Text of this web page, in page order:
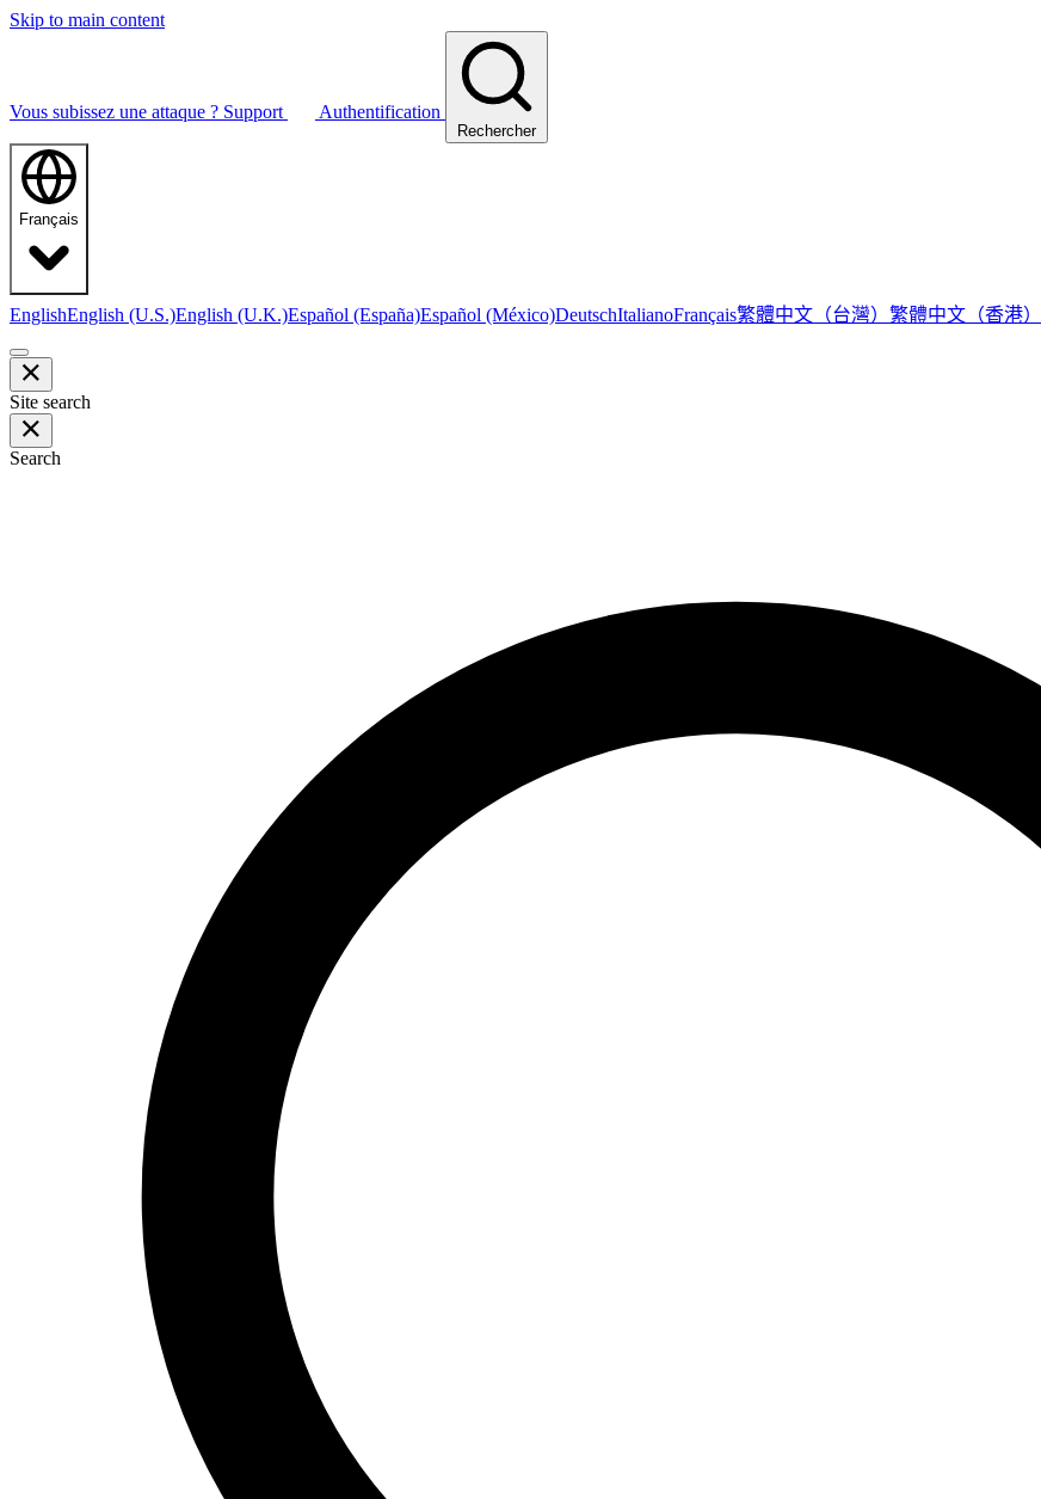
Skip to main content
Vous subissez une attaque ? Support Authentification
Rechercher
Français
EnglishEnglish (U.S.)English (U.K.)Español (España)Español (México)DeutschItalianoFrançais繁體中文（台灣） 繁體中文（香港）
Site search
Search